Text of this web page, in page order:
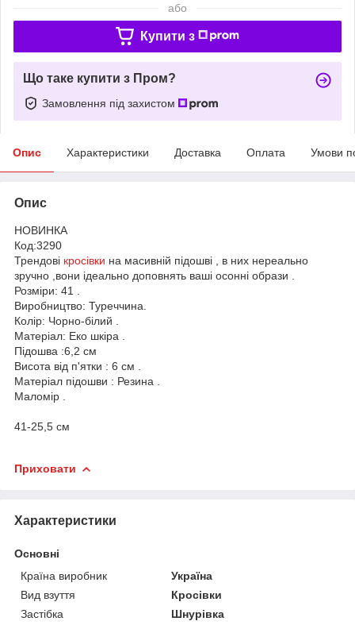
або
Купити з
Що таке купити з Пром?
Замовлення під захистом
Опис Характеристики Доставка Оплата Умови
Опис
НОВИНКА
Код:3290
Трендові кросівки на масивній підошві , в них нереально
зручно ,вони ідеально доповнять ваші осонні образи .
Розміри: 41 .
Виробництво: Туреччина.
Колір: Чорно-білий .
Матеріал: Еко шкіра .
Підошва :6,2 см
Висота від п'ятки : 6 см .
Матеріал підошви : Резина .
Маломір .
41-25,5 см
Приховати
Характеристики
Основні
Країна виробник
Україна
Вид взуття
Кросівки
Застібка
Шнурівка